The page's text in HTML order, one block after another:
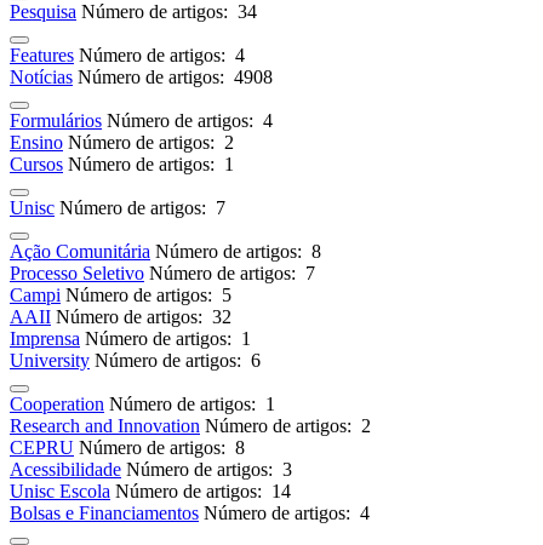
Pesquisa Número de artigos: 34
Features Número de artigos: 4
Notícias Número de artigos: 4908
Formulários Número de artigos: 4
Ensino Número de artigos: 2
Cursos Número de artigos: 1
Unisc Número de artigos: 7
Ação Comunitária Número de artigos: 8
Processo Seletivo Número de artigos: 7
Campi Número de artigos: 5
AAII Número de artigos: 32
Imprensa Número de artigos: 1
University Número de artigos: 6
Cooperation Número de artigos: 1
Research and Innovation Número de artigos: 2
CEPRU Número de artigos: 8
Acessibilidade Número de artigos: 3
Unisc Escola Número de artigos: 14
Bolsas e Financiamentos Número de artigos: 4